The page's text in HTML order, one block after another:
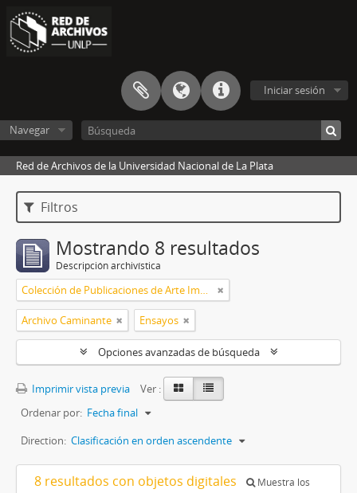
Iniciar sesión
Navegar
Red de Archivos de la Universidad Nacional de La Plata
Filtros
Mostrando 8 resultados
Descripción archivística
Colección de Publicaciones de Arte Impreso
Archivo Caminante Ensayos
Opciones avanzadas de búsqueda
Imprimir vista previa
Ver :
Ordenar por: Fecha final
Direction: Clasificación en orden ascendente
8 resultados con objetos digitales
Muestra los